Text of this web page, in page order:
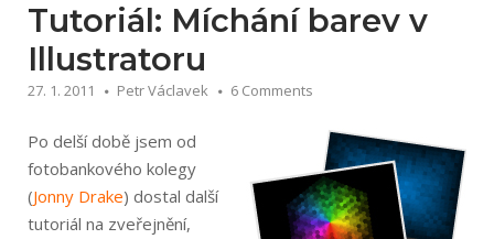
Illustratoru“
Tutoriál: Míchání barev v
Illustratoru
27. 1. 2011 Petr Václavek 6 Comments
Po delší době jsem od
fotobankového kolegy
(Jonny Drake) dostal další
tutoriál na zveřejnění,